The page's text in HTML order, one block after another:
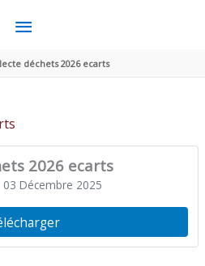
MENU
PRINCIPAL
déchets 2026 ecarts
2026 ecarts
03 Décembre 2025